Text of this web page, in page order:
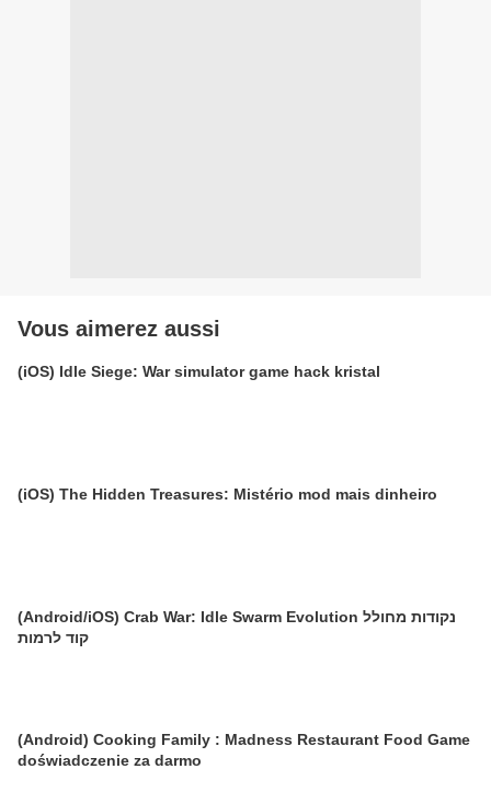
Vous aimerez aussi
(iOS) Idle Siege: War simulator game hack kristal
(iOS) The Hidden Treasures: Mistério mod mais dinheiro
(Android/iOS) Crab War: Idle Swarm Evolution נקודות מחולל
קוד לרמות
(Android) Cooking Family : Madness Restaurant Food Game
doświadczenie za darmo